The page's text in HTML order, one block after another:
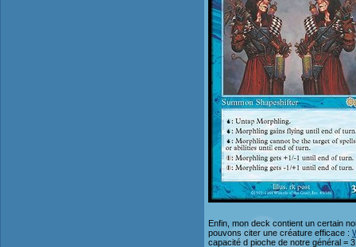
Enfin, mon deck contient un certain
pouvons citer une créature efficace :
capacité d pioche de notre général =